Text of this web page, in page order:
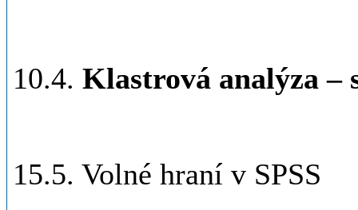
10.4. Klastrová analýza –
15.5. Volné hraní v SPSS